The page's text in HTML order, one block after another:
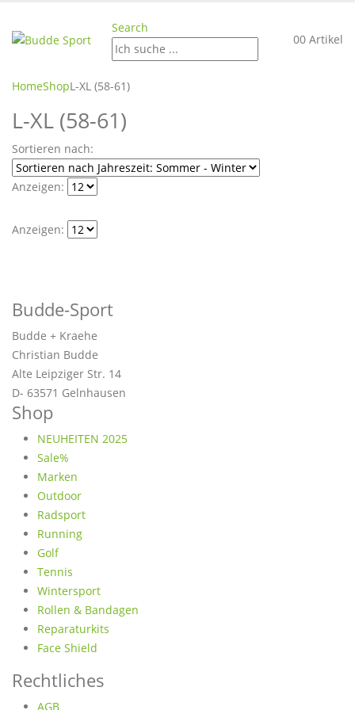
Search
00 Artikel
HomeShopL-XL (58-61)
L-XL (58-61)
Sortieren nach:
Anzeigen:
Anzeigen:
Budde-Sport
Budde + Kraehe
Christian Budde
Alte Leipziger Str. 14
D- 63571 Gelnhausen
Shop
NEUHEITEN 2025
Sale%
Marken
Outdoor
Radsport
Running
Golf
Tennis
Wintersport
Rollen & Bandagen
Reparaturkits
Face Shield
Rechtliches
AGB